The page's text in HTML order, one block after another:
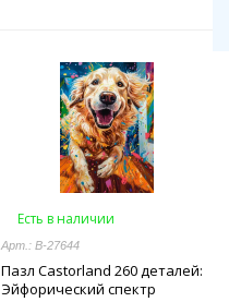
Есть в наличии
Арт.: B-27644
Пазл Castorland 260 деталей:
Эйфорический спектр